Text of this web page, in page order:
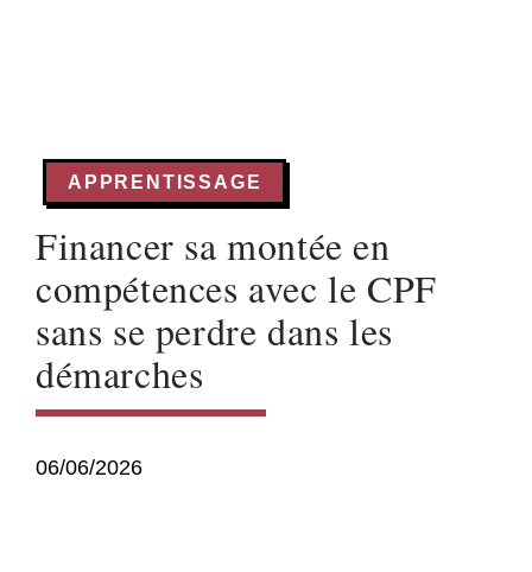
APPRENTISSAGE
Financer sa montée en
compétences avec le CPF
sans se perdre dans les
démarches
06/06/2026